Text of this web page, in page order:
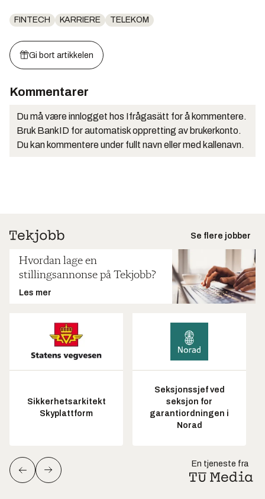
FINTECH KARRIERE TELEKOM
Gi bort artikkelen
Kommentarer
Du må være innlogget hos Ifrågasätt for å kommentere.
Bruk BankID for automatisk oppretting av brukerkonto.
Du kan kommentere under fullt navn eller med kallenavn.
Se flere jobber
Hvordan lage en
stillingsannonse på Tekjobb?
Les mer
Sikkerhetsarkitekt
Skyplattform
Seksjonssjef ved
seksjon for
garantiordningen i
Norad
En tjeneste fra